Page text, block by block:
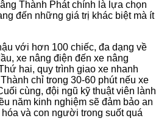
Thành Phát chính là lựa chọn
đến những giá trị khác biệt mà ít
với hơn 100 chiếc, đa dạng về
xe nâng điện đến xe nâng
hai, quy trình giao xe nhanh
chỉ trong 30-60 phút nếu xe
cùng, đội ngũ kỹ thuật viên lành
năm kinh nghiệm sẽ đảm bảo an
và con người trong suốt quá